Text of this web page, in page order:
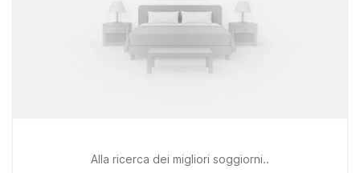
Alla ricerca dei migliori soggiorni..